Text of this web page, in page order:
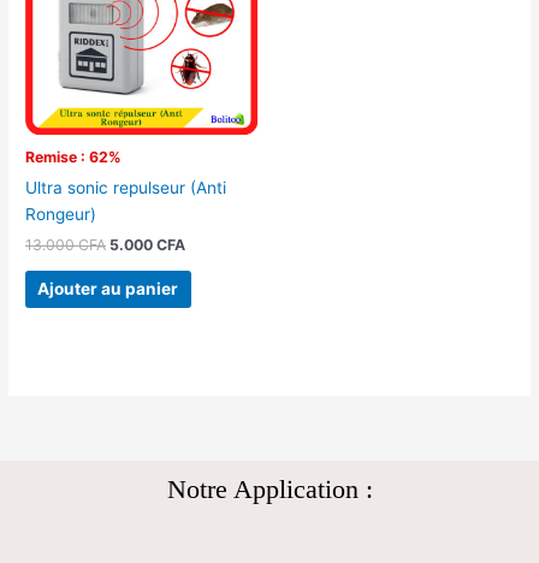
Remise : 62%
Ultra sonic repulseur (Anti
Rongeur)
13.000CFA 5.000CFA
Ajouter au panier
Notre Application :